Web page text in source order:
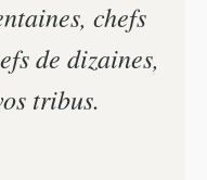
chefs
de dizaines,
tribus.